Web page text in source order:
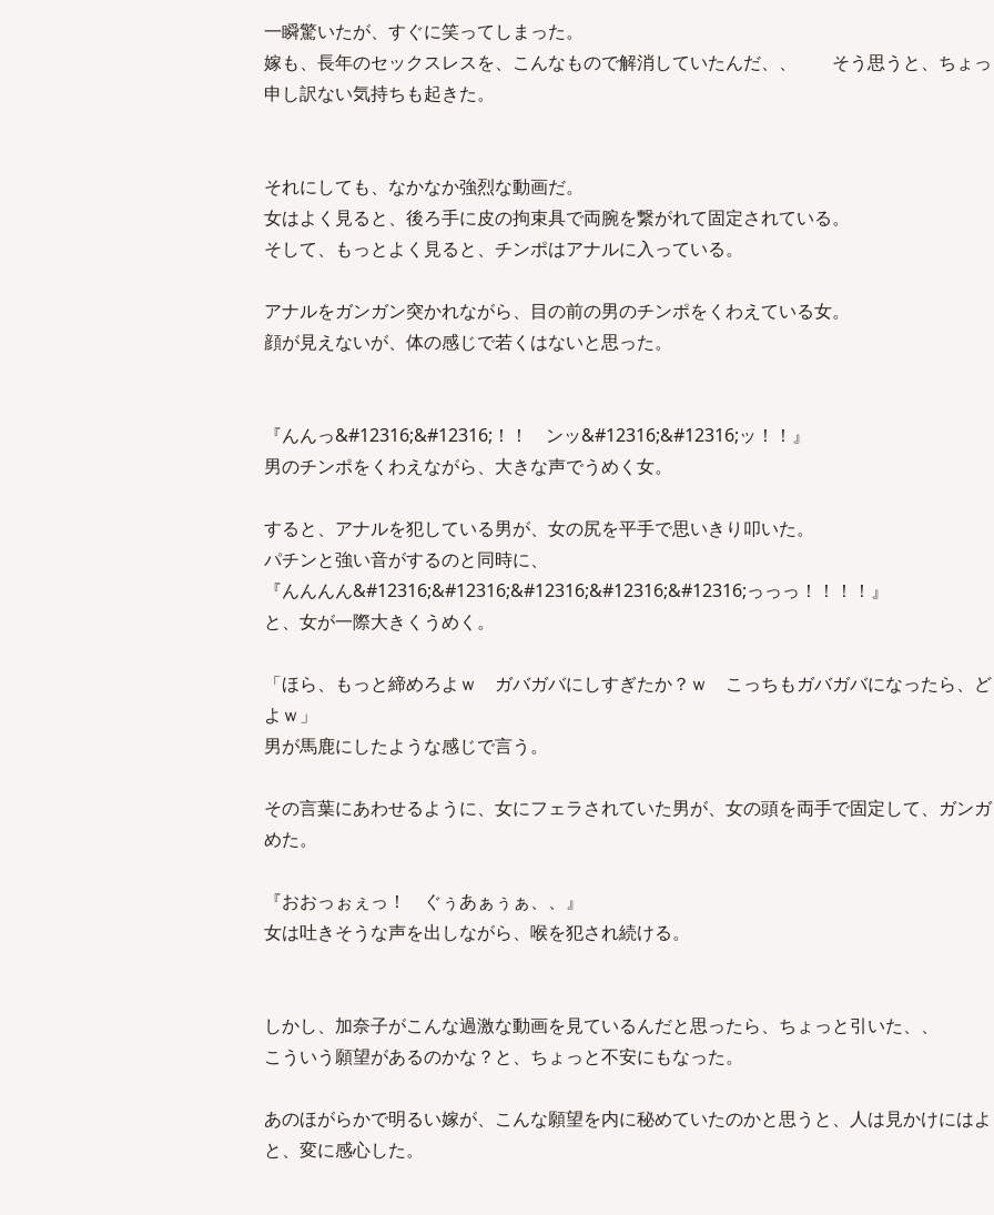
一瞬驚いたが、すぐに笑ってしまった。
嫁も、長年のセックスレスを、こんなもので解消していたんだ、、 そう思うと、ちょっ
申し訳ない気持ちも起きた。
それにしても、なかなか強烈な動画だ。
女はよく見ると、後ろ手に皮の拘束具で両腕を繋がれて固定されている。
そして、もっとよく見ると、チンポはアナルに入っている。
アナルをガンガン突かれながら、目の前の男のチンポをくわえている女。
顔が見えないが、体の感じで若くはないと思った。
『んんっ&#12316;&#12316;！！ ンッ&#12316;&#12316;ッ！！』
男のチンポをくわえながら、大きな声でうめく女。
すると、アナルを犯している男が、女の尻を平手で思いきり叩いた。
パチンと強い音がするのと同時に、
『んんんん&#12316;&#12316;&#12316;&#12316;&#12316;っっっ！！！！』
と、女が一際大きくうめく。
「ほら、もっと締めろよｗ ガバガバにしすぎたか？ｗ こっちもガバガバになったら、
よｗ」
男が馬鹿にしたような感じで言う。
その言葉にあわせるように、女にフェラされていた男が、女の頭を両手で固定して、ガン
めた。
『おおっぉぇっ！ ぐぅあぁぅぁ、、』
女は吐きそうな声を出しながら、喉を犯され続ける。
しかし、加奈子がこんな過激な動画を見ているんだと思ったら、ちょっと引いた、、
こういう願望があるのかな？と、ちょっと不安にもなった。
あのほがらかで明るい嫁が、こんな願望を内に秘めていたのかと思うと、人は見かけには
と、変に感心した。